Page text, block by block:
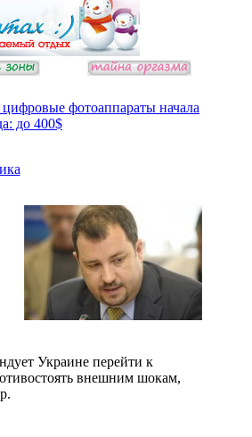
фотоаппараты начала
до 400$
Украине перейти к
внешним шокам,